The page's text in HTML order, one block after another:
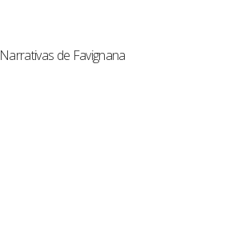
Narrativas de Favignana